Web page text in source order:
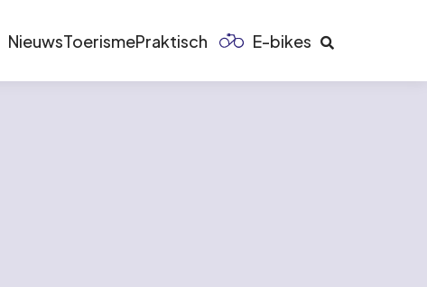
NieuwsToerismePraktisch E-bikes